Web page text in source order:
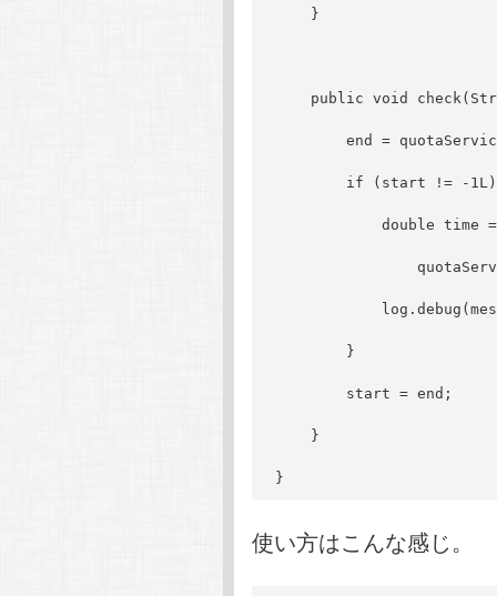
    }
public void
end =
if (start != -
            double time =
        }
        start = end;
    }
}
使い方はこんな感じ。